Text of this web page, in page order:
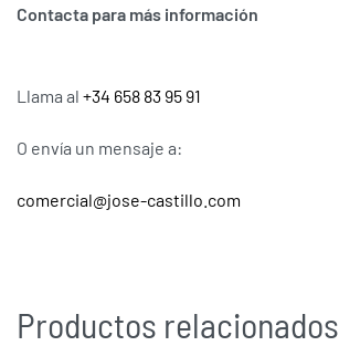
Contacta para más información
Llama al +34 658 83 95 91
O envía un mensaje a:
comercial@jose-castillo.com
Productos relacionados